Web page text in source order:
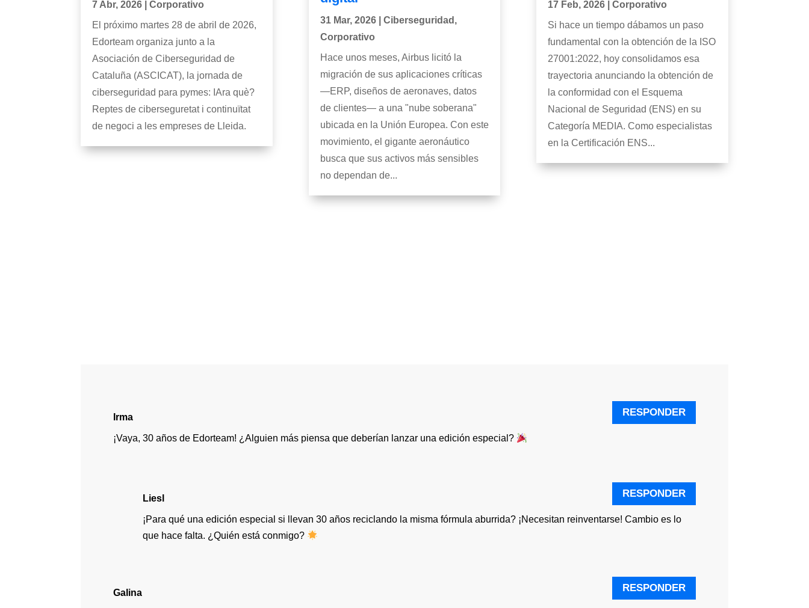
7 Abr, 2026 |Corporativo
El próximo martes 28 de abril de 2026,
Edorteam organiza junto a la
Asociación de Ciberseguridad de
Cataluña (ASCICAT), la jornada de
ciberseguridad para pymes: IAra què?
Reptes de ciberseguretat i continuïtat
de negoci a les empreses de Lleida.
31 Mar, 2026| Ciberseguridad ,
Corporativo
Hace unos meses, Airbus licitó la
migración de sus aplicaciones críticas
—ERP, diseños de aeronaves, datos
de clientes— a una "nube soberana"
ubicada en la Unión Europea. Con este
movimiento, el gigante aeronáutico
busca que sus activos más sensibles
no dependan de...
17 Feb, 2026| Corporativo
Si hace un tiempo dábamos un paso
fundamental con la obtención de la ISO
27001:2022, hoy consolidamos esa
trayectoria anunciando la obtención de
la conformidad con el Esquema
Nacional de Seguridad (ENS) en su
Categoría MEDIA. Como especialistas
en la Certificación ENS...
Irma
¡Vaya, 30 años de Edorteam! ¿Alguien más piensa que deberían lanzar una edición especial?
RESPONDER
Liesl
¡Para qué una edición especial si llevan 30 años reciclando la misma fórmula aburrida? ¡Necesitan reinventarse! Cambio es lo
que hace falta. ¿Quién está conmigo?
RESPONDER
Galina RESPONDER